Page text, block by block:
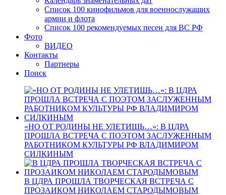
Список 100 кинофильмов для военнослужащих
армии и флота
Список 100 рекомендуемых песен для ВС РФ
Фото
ВИДЕО
Контакты
Партнеры
Поиск
«НО ОТ РОДИНЫ НЕ УЛЕТИШЬ…»: В ЦДРА
ПРОШЛА ВСТРЕЧА С ПОЭТОМ ЗАСЛУЖЕННЫМ
РАБОТНИКОМ КУЛЬТУРЫ РФ ВЛАДИМИРОМ
СИЛКИНЫМ
В ЦДРА ПРОШЛА ТВОРЧЕСКАЯ ВСТРЕЧА С
ПРОЗАИКОМ НИКОЛАЕМ СТАРОДЫМОВЫМ